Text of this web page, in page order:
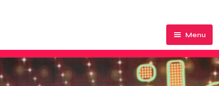
Menu
El Festival
Participa